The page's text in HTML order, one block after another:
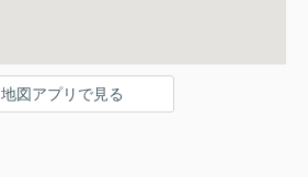
地図アプリで見る